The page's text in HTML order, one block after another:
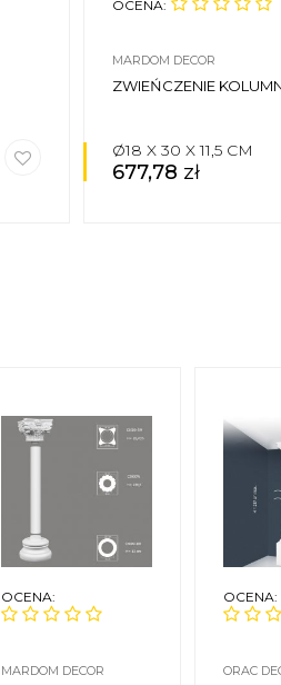
OCENA:
MARDOM DECOR
ZWIEŃCZENIE
Ø18 X 30 X 11,5 CM
677,78 zł
OCENA:
MARDOM DECOR
OCENA:
ORAC